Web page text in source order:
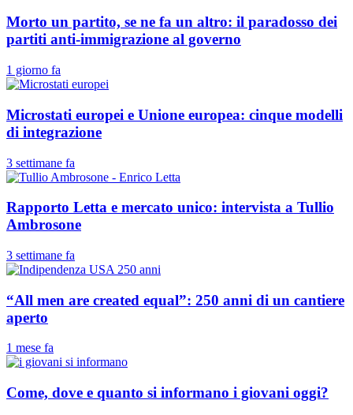
Morto un partito, se ne fa un altro: il paradosso dei
partiti anti-immigrazione al governo
1 giorno fa
Microstati europei e Unione europea: cinque modelli
di integrazione
3 settimane fa
Rapporto Letta e mercato unico: intervista a Tullio
Ambrosone
3 settimane fa
“All men are created equal”: 250 anni di un cantiere
aperto
1 mese fa
Come, dove e quanto si informano i giovani oggi?